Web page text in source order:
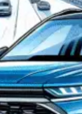
1
2
MK3
MK3
MK4
C Class W203
C Class W204
W203
W204